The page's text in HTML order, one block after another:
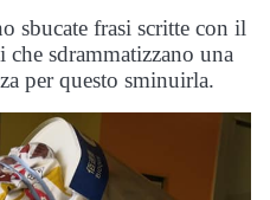
sbucate frasi scritte con il
sdrammatizzano una
per questo sminuirla.